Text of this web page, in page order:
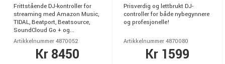
Frittstående DJ-kontroller for
streaming med Amazon Music,
TIDAL, Beatport, Beatsource,
SoundCloud Go + og...
Artikkelnummer 4870052
Kr 8450
Prisverdig og lettbrukt DJ-
controller for både nybegynnere
og profesjonelle!
Artikkelnummer 4870080
Kr 1599